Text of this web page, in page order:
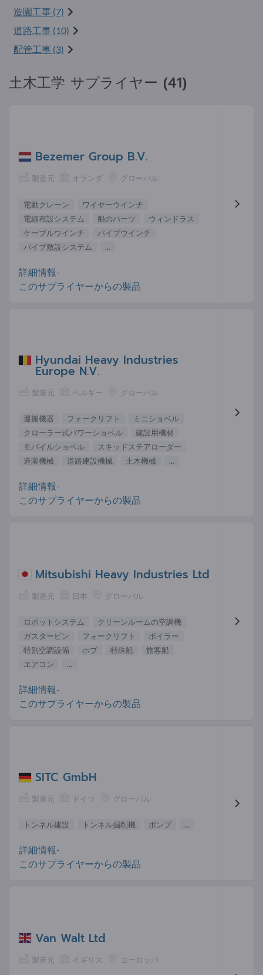
造園工事 (7)
道路工事 (10)
配管工事 (3)
土木工学 サプライヤー (41)
Bezemer Group B.V.
製造元 オランダ グローバル
電動クレーン
ワイヤーウインチ
電線布設システム
船のパーツ
ウィンドラス
ケーブルウインチ
パイプウインチ
パイプ敷設システム
...
詳細情報-
このサプライヤーからの製品
Hyundai Heavy Industries
Europe N.V.
製造元 ベルギー グローバル
運搬機器 フォークリフト
ミニショベル
クローラー式パワーショベル
建設用機材
モバイルショベル
スキッドステアローダー
造園機械
道路建設機械 土木機械 ...
詳細情報-
このサプライヤーからの製品
Mitsubishi Heavy Industries Ltd
製造元 日本 グローバル
ロボットシステム
クリーンルームの空調機
ガスタービン
フォークリフト
ボイラー
特別空調設備
ホブ 特殊船
旅客船
エアコン
...
詳細情報-
このサプライヤーからの製品
SITC GmbH
製造元 ドイツ グローバル
トンネル建設 トンネル掘削機 ポンプ ...
詳細情報-
このサプライヤーからの製品
Van Walt Ltd
製造元 イギリス ヨーロッパ